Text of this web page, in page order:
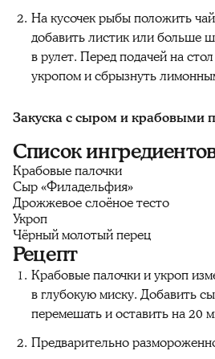
На кусочек рыбы положить
добавить листик или больше
в рулет. Перед подачей на
укропом и сбрызнуть
Закускас сыром и крабовыми
Список
Крабовые палочки
Сыр «Филадельфия»
Дрожжевое слоёное тесто
Укроп
Чёрный молотый перец
Рецепт
Крабовые палочки и укроп
в глубокую миску. Добавить
перемешать и оставить на 20
Предварительно